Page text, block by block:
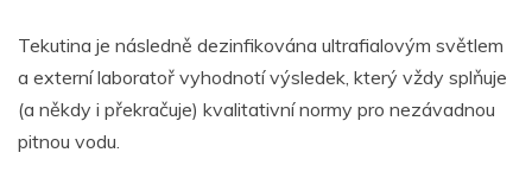
Tekutina je následně dezinfikována ultrafialovým světlem
a externí laboratoř vyhodnotí výsledek, který vždy splňuje
(a někdy i překračuje) kvalitativní normy pro nezávadnou
pitnou vodu.